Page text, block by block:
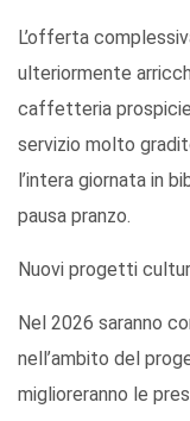
L’offerta
ulteriormente
caffetteria
servizio molto
l’intera giornata in
pausa pranzo.
Nuovi progetti
Nel 2026 saranno
nell’ambito del
miglioreranno le